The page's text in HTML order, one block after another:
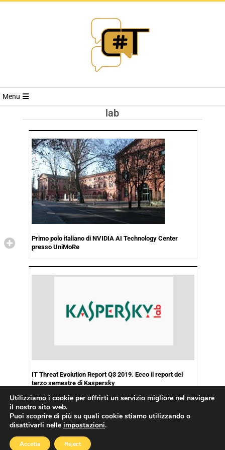
RIVISTA
TRENDS
Menu
lab
Primo polo italiano di NVIDIA AI Technology Center
presso UniMoRe
IT Threat Evolution Report Q3 2019. Ecco il report del
terzo semestre di Kaspersky
Copyright © 2026
Utilizziamo i cookie per offrirti un servizio migliore nel navigare
il nostro sito web.
Puoi scoprire di più su quali cookie stiamo utilizzando o
disattivarli nelle impostazioni.
Accetta Reject